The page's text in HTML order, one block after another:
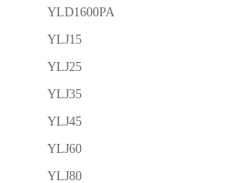
YLD1600PA
YLJ15
YLJ25
YLJ35
YLJ45
YLJ60
YLJ80